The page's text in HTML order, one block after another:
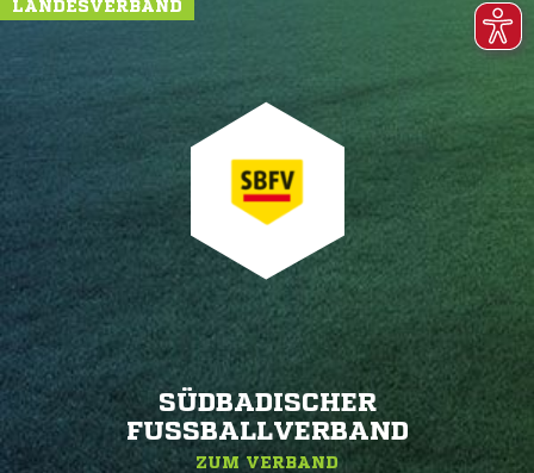
LANDESVERBAND
SÜDBADISCHER
FUSSBALLVERBAND
ZUM VERBAND